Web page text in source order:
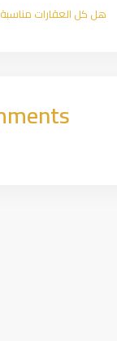
هل كل العقارات مناسبة